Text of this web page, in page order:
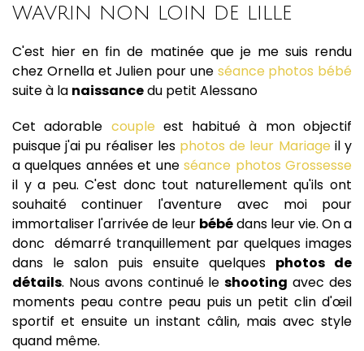
WAVRIN NON LOIN DE LILLE
C'est hier en fin de matinée que je me suis rendu
chez Ornella et Julien pour une séance photos bébé
suite à la naissancedu petit Alessano
Cet adorable couple est habitué à mon objectif
puisque j'ai pu réaliser les photos de leur Mariage il y
a quelques années et uneséance photos Grossesse
il y a peu. C'est donc tout naturellement qu'ils ont
souhaité continuer l'aventure avec moi pour
immortaliser l'arrivée de leur bébédans leur vie. On a
donc démarré tranquillement par quelques images
dans le salon puis ensuite quelques photos de
détails. Nous avons continué leshooting avec des
moments peau contre peau puis un petit clin d'œil
sportif et ensuite un instant câlin, mais avec style
quand même.